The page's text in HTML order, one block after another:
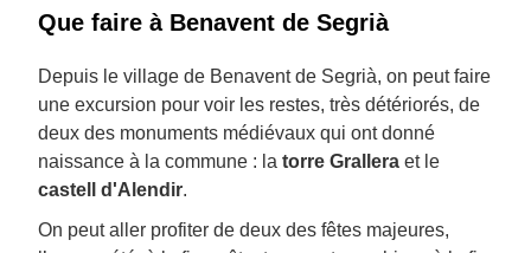
Que faire à Benavent de Segrià
Depuis le village de Benavent de Segrià, on peut faire
une excursion pour voir les restes, très détériorés, de
deux des monuments médiévaux qui ont donné
naissance à la commune : la torre Grallera et le
castell d'Alendir.
On peut aller profiter de deux des fêtes majeures,